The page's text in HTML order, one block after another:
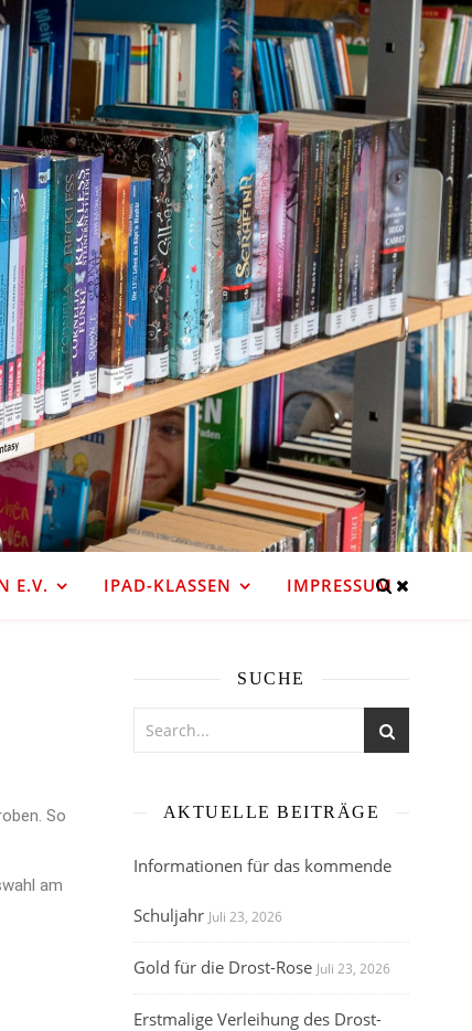
E.V. IPAD-KLASSEN IMPRESSUM
So
am
SUCHE
AKTUELLE BEITRÄGE
Informationen für das kommende
Schuljahr Juli 23, 2026
Gold für die Drost-Rose Juli 23, 2026
Erstmalige Verleihung des Drost-